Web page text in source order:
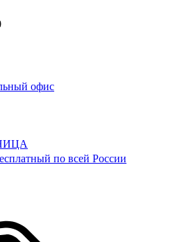
офис
по всей России